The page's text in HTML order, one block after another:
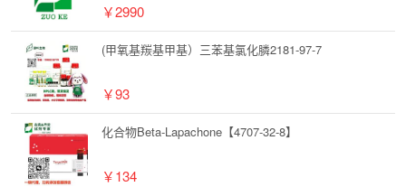
￥2990
(甲氧基羰基甲基）三苯基氯化膦2181-97-7
￥93
化合物Beta-Lapachone【4707-32-8】
￥134